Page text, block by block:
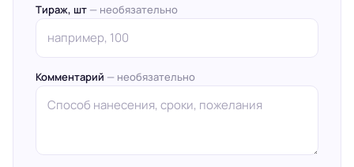
Тираж, шт — необязательно
Комментарий — необязательно